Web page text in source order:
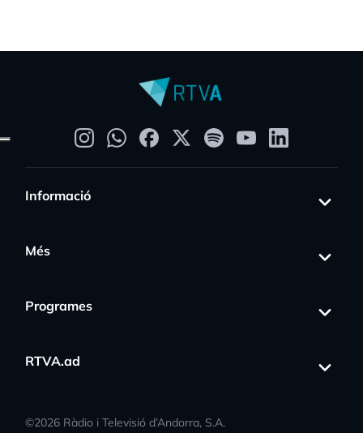
Informació
Més
Programes
RTVA.ad
©2026 Ràdio i Televisió d’Andorra, S.A.